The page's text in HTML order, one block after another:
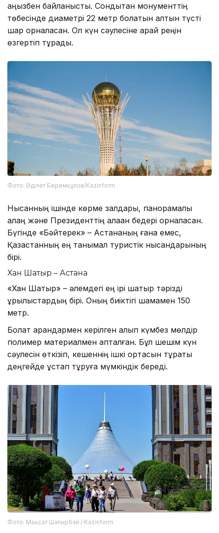
аңызбен байланысты. Сондықтан монументтің
төбесінде диаметрі 22 метр болатын алтын түсті
шар орналасқан. Ол күн сәулесіне қарай реңін
өзгертіп тұрады.
Фото: Әділет Беремқұлов/Kazinform
Нысанның ішінде көрме залдары, панорамалық
алаң және Президенттің алақан бедері орналасқан.
Бүгінде «Бәйтерек» – Астананың ғана емес,
Қазақстанның ең танымал туристік нысандарының
бірі.
Хан Шатыр – Астана
«Хан Шатыр» – әлемдегі ең ірі шатыр тәрізді
құрылыстардың бірі. Оның биіктігі шамамен 150
метр.
Болат арқандармен керілген алып күмбез мөлдір
полимер материалмен қапталған. Бұл шешім күн
сәулесін өткізіп, кешеннің ішкі ортасын тұрақты
деңгейде ұстап тұруға мүмкіндік береді.
Фото: Мақсат Шағырбай / Kazinform